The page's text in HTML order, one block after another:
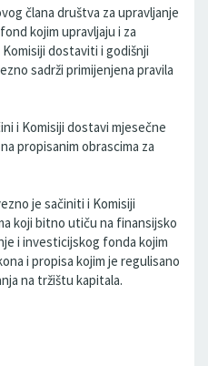
člana društva za upravljanje
kojim upravljaju i za
dostaviti i godišnji
sadrži primijenjena pravila
i Komisiji dostavi mjesečne
propisanim obrascima za
je sačiniti i Komisiji
koji bitno utiču na finansijsko
i investicijskog fonda kojim
i propisa kojim je regulisano
na tržištu kapitala.